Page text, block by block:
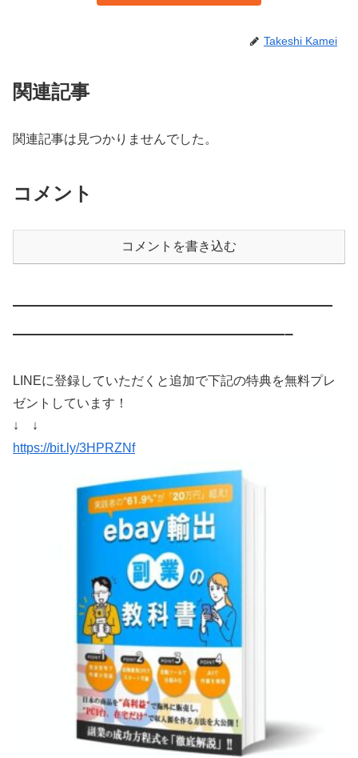
Takeshi Kamei
関連記事
関連記事は見つかりませんでした。
コメント
コメントを書き込む
————————————————————
—————————————————–
LINEに登録していただくと追加で下記の特典を無料プレ
ゼントしています！
↓ ↓
https://bit.ly/3HPRZNf